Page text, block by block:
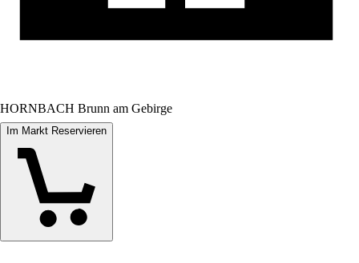
HORNBACH Brunn am Gebirge
Im Markt Reservieren